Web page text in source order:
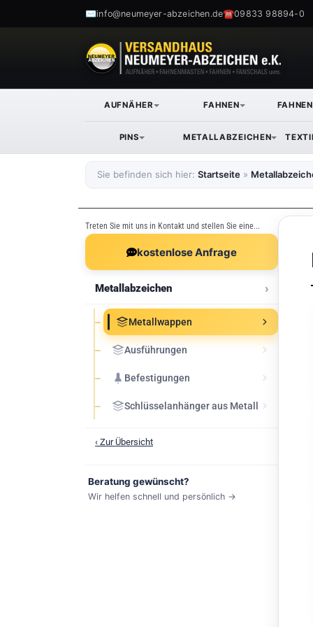
✉info@neumeyer-abzeichen.de☎09833 98894-0
AUFNÄHER FAHNEN
PINS METALLABZEICHEN
Sie befinden sich hier: Startseite »
Treten Sie mit uns in Kontakt und stellen Sie eine...
kostenlose Anfrage
Metallabzeichen
Metallwappen
Ausführungen
Befestigungen
Schlüsselanhänger aus Metall
‹ Zur Übersicht
Beratung gewünscht?
Wir helfen schnell und persönlich →